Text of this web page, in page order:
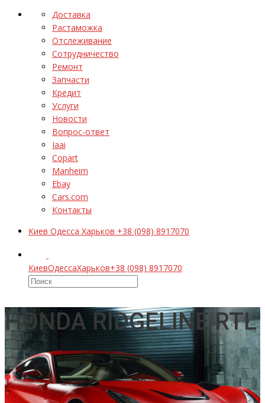
Доставка
Растаможка
Отслеживание
Сотрудничество
Ремонт
Запчасти
Кредит
Услуги
Новости
Вопрос-ответ
Iaai
Copart
Manheim
Ebay
Cars.com
Контакты
Киев Одесса Харьков +38 (098) 8917070
КиевОдессаХарьков+38 (098) 8917070
HONDA RIDGELINE RTL